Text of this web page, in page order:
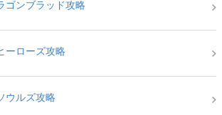
ゴンブラッド攻略
ーローズ攻略
ウルズ攻略